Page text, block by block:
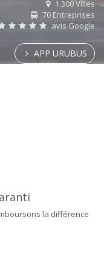
1.300 Villes
70 Entreprises
avis Google
APP URUBUS
la différence